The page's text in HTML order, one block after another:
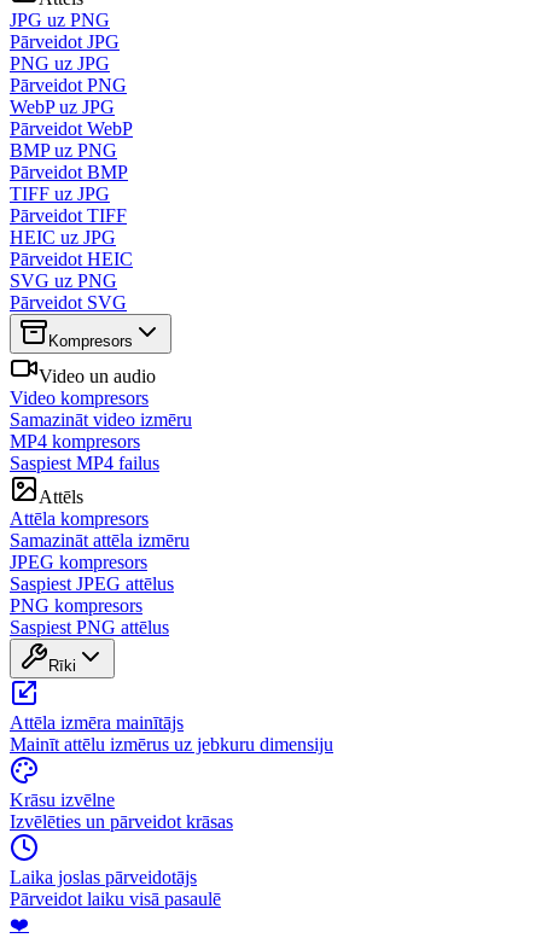
JPG uz PNG
Pārveidot JPG
PNG uz JPG
Pārveidot PNG
WebP uz JPG
Pārveidot WebP
BMP uz PNG
Pārveidot BMP
TIFF uz JPG
Pārveidot TIFF
HEIC uz JPG
Pārveidot HEIC
SVG uz PNG
Pārveidot SVG
Kompresors
Video un audio
Video kompresors
Samazināt video izmēru
MP4 kompresors
Saspiest MP4 failus
Attēls
Attēla kompresors
Samazināt attēla izmēru
JPEG kompresors
Saspiest JPEG attēlus
PNG kompresors
Saspiest PNG attēlus
Rīki
Attēla izmēra mainītājs
Mainīt attēlu izmērus uz jebkuru dimensiju
Krāsu izvēlne
Izvēlēties un pārveidot krāsas
Laika joslas pārveidotājs
Pārveidot laiku visā pasaulē
❤️